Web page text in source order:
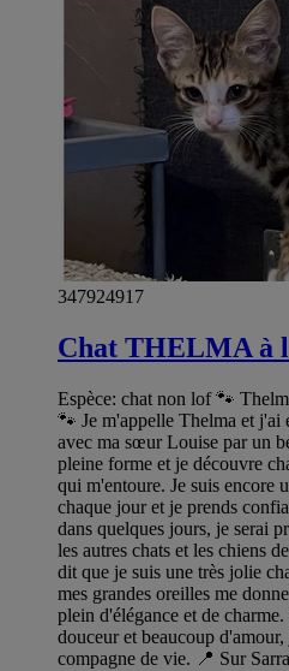
347924917
Chat THELMA à
Espèce: chat non lof 🐾
🐾 Je m'appelle Thelma et j'ai
avec ma sœur Louise par un
pleine forme et je découvre
qui m'entoure. Je suis encore
chaque jour et je prends
dans quelques jours, je serai
les autres chats et les chiens
dit que je suis une très jolie
mes grandes oreilles me
plein d'élégance et de
douceur et beaucoup
compagne de vie. 📍 Sur